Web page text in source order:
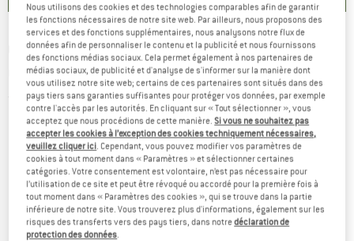
COLUMBIA -Trailstorm Crest Waterproof -
Chaussures de randonnée
(0)
Nous utilisons des cookies et des technologies comparables afin de garantir
les fonctions nécessaires de notre site web. Par ailleurs, nous proposons des
services et des fonctions supplémentaires, nous analysons notre flux de
données afin de personnaliser le contenu et la publicité et nous fournissons
des fonctions médias sociaux. Cela permet également à nos partenaires de
médias sociaux, de publicité et d'analyse de s'informer sur la manière dont
vous utilisez notre site web; certains de ces partenaires sont situés dans des
pays tiers sans garanties suffisantes pour protéger vos données, par exemple
contre l'accès par les autorités. En cliquant sur « Tout sélectionner », vous
acceptez que nous procédions de cette manière.Si vous ne souhaitez pas
accepter les cookies à l’exception des cookies techniquement nécessaires,
veuillez cliquer ici. Cependant, vous pouvez modifier vos paramètres de
cookies à tout moment dans « Paramètres » et sélectionner certaines
catégories. Votre consentement est volontaire, n’est pas nécessaire pour
l’utilisation de ce site et peut être révoqué ou accordé pour la première fois à
tout moment dans « Paramètres des cookies », qui se trouve dans la partie
inférieure de notre site. Vous trouverez plus d'informations, également sur les
risques des transferts vers des pays tiers, dans notredéclaration de
protection des données.